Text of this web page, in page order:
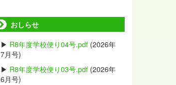
おしらせ
▶ R8年度学校便り04号.pdf(2026年
7月号)
▶ R8年度学校便り03号.pdf(2026年
6月号)